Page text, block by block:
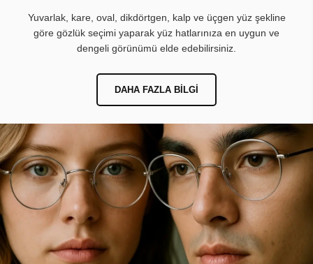
Yuvarlak, kare, oval, dikdörtgen, kalp ve üçgen yüz şekline
göre gözlük seçimi yaparak yüz hatlarınıza en uygun ve
dengeli görünümü elde edebilirsiniz.
DAHA FAZLA BILGI